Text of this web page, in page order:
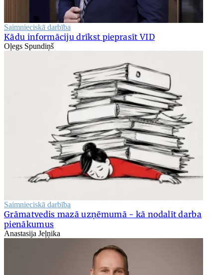
Saimnieciskā darbība
Kādu informāciju drīkst pieprasīt VID
Oļegs Spundiņš
Saimnieciskā darbība
Grāmatvedis mazā uzņēmumā - kā nodalīt darba
pienākumus
Anastasija Jeļņika